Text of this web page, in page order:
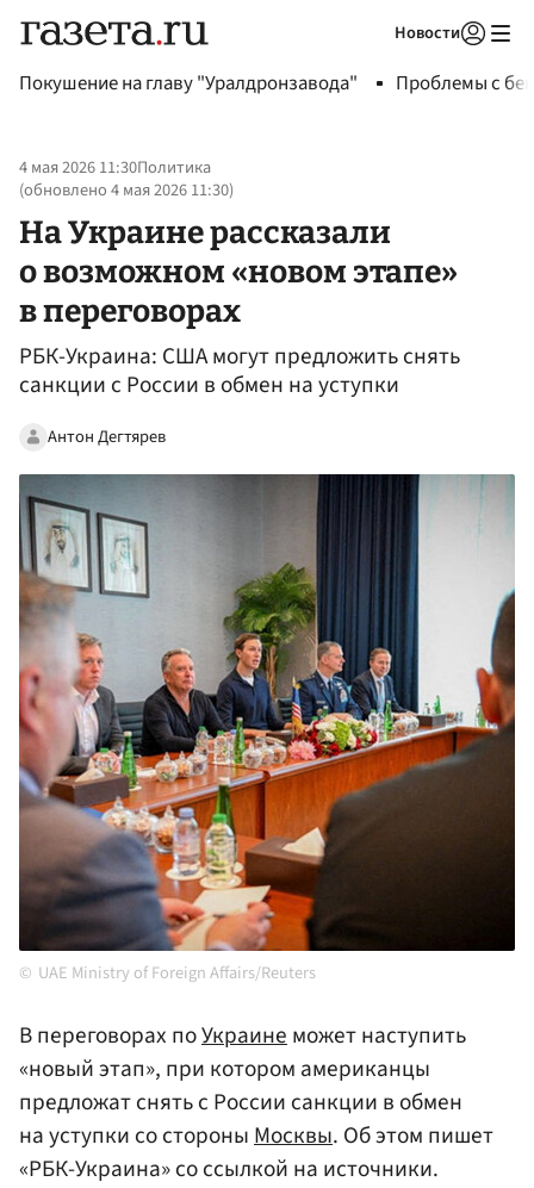
Новости
Покушение на главу "Уралдронзавода" Проблемы с
4 мая 2026 11:30Политика
(обновлено4 мая 2026 11:30)
На Украине рассказали
о возможном «новом этапе»
в переговорах
РБК-Украина: США могут предложить снять
санкции с России в обмен на уступки
Антон Дегтярев
UAE Ministry of Foreign Affairs/Reuters
В переговорах поУкраинеможет наступить
«новый этап», при котором американцы
предложат снять с России санкции в обмен
на уступки со стороныМосквы. Об этом пишет
«РБК-Украина» со ссылкой на источники.